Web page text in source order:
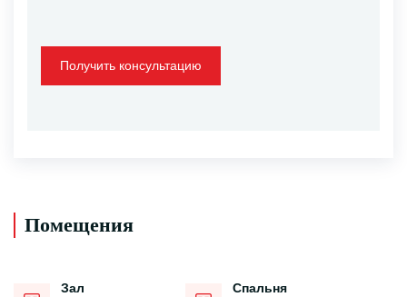
Получить консультацию
Помещения
Зал
Спальня